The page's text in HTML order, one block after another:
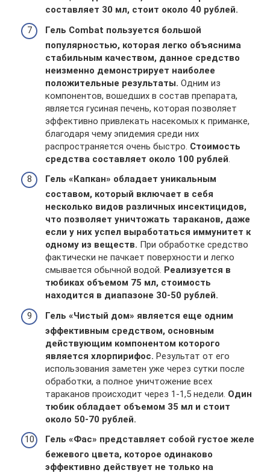
составляет 30 мл, стоит около 40 рублей.
Гель Combat пользуется большой
популярностью, которая легко объяснима
стабильным качеством, данное средство
неизменно демонстрирует наиболее
положительные результаты. Одним из
компонентов, вошедших в состав препарата,
является гусиная печень, которая позволяет
эффективно привлекать насекомых к приманке,
благодаря чему эпидемия среди них
распространяется очень быстро. Стоимость
средства составляет около 100 рублей
Гель «Капкан» обладает уникальным
составом, который включает в себя
несколько видов различных инсектицидов,
что позволяет уничтожать тараканов, даже
если у них успел выработаться иммунитет к
одному из веществ. При обработке средство
фактически не пачкает поверхности и легко
смывается обычной водой. Реализуется в
тюбиках объемом 75 мл, стоимость
находится в диапазоне 30-50 рублей.
Гель «Чистый дом» является еще одним
эффективным средством, основным
действующим компонентом которого
является хлорпирифос. Результат от его
использования заметен уже через сутки после
обработки, а полное уничтожение всех
тараканов происходит через 1-1,5 недели. Один
тюбик обладает объемом 35 мл и стоит
около 50-70 рублей.
Гель «Фас» представляет собой густое желе
бежевого цвета, которое одинаково
эффективно действует не только на